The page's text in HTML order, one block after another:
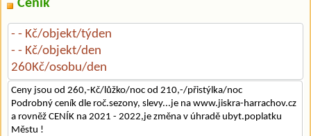
Ceník
- - Kč/objekt/týden
- - Kč/objekt/den
260Kč/osobu/den
Ceny jsou od 260,-Kč/lůžko/noc od 210,-/přistýlka/noc
Podrobný ceník dle roč.sezony, slevy...je na www.jiskra-harrachov.cz
a rovněž CENÍK na 2021 - 2022,je změna v úhradě ubyt.poplatku
Městu !